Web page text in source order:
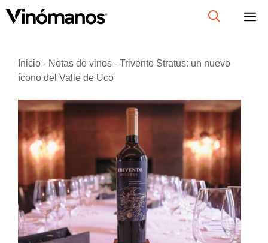
Inicio - Notas de vinos - Trivento Stratus: un nuevo
ícono del Valle de Uco